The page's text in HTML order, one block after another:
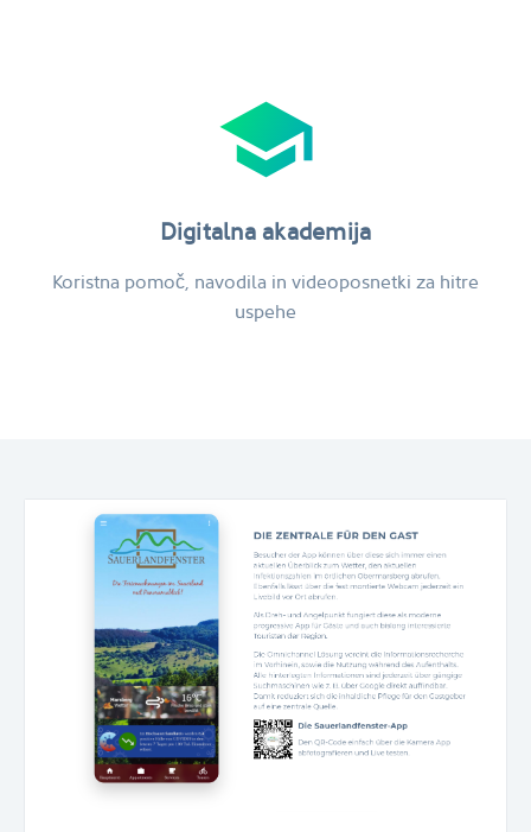
school
Digitalna akademija
Koristna pomoč, navodila in videoposnetki za hitre
uspehe